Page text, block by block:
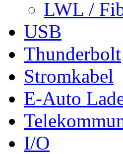
LWL /
USB
Thunderbolt
Stromkabel
E-Auto
I/O